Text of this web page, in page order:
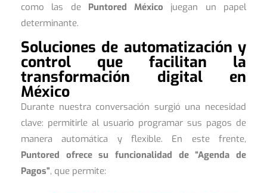
como las de Puntored México juegan un papel
determinante.
Soluciones de automatización y
control que facilitan la
transformación digital en
México
Durante nuestra conversación surgió una necesidad
clave: permitirle al usuario programar sus pagos de
manera automática y flexible. En este frente,
Puntored ofrece su funcionalidad de “Agenda de
Pagos”, que permite: